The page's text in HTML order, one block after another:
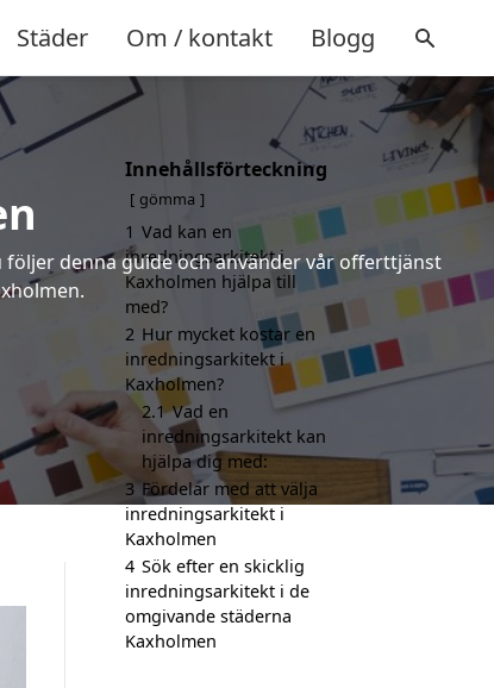
Städer Om / kontakt Blogg
denna guide och använder vår offerttjänst
Innehållsförteckning
gömma
1 Vad kan en
inredningsarkitekt i
Kaxholmen hjälpa till
med?
2 Hur mycket kostar en
inredningsarkitekt i
Kaxholmen?
2.1 Vad en
inredningsarkitekt kan
hjälpa dig med:
3 Fördelar med att välja
inredningsarkitekt i
Kaxholmen
4 Sök efter en skicklig
inredningsarkitekt i de
omgivande städerna
Kaxholmen